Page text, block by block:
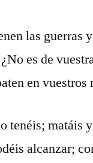
las guerras
es de
en vuestros
tenéis; matáis
alcanzar;